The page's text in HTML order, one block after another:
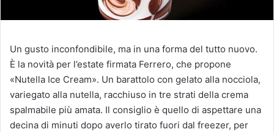
Un gusto inconfondibile, ma in una forma del tutto nuovo.
È la novità per l’estate firmata Ferrero, che propone
«Nutella Ice Cream». Un barattolo con gelato alla nocciola,
variegato alla nutella, racchiuso in tre strati della crema
spalmabile più amata. Il consiglio è quello di aspettare una
decina di minuti dopo averlo tirato fuori dal freezer, per